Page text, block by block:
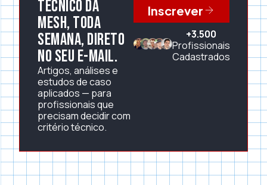
técnico da
Mesh, toda
semana, direto
no seu e-mail.
Artigos, análises e
estudos de caso
aplicados — para
profissionais que
precisam decidir com
critério técnico.
Inscrever
+3.500
Profissionais
Cadastrados